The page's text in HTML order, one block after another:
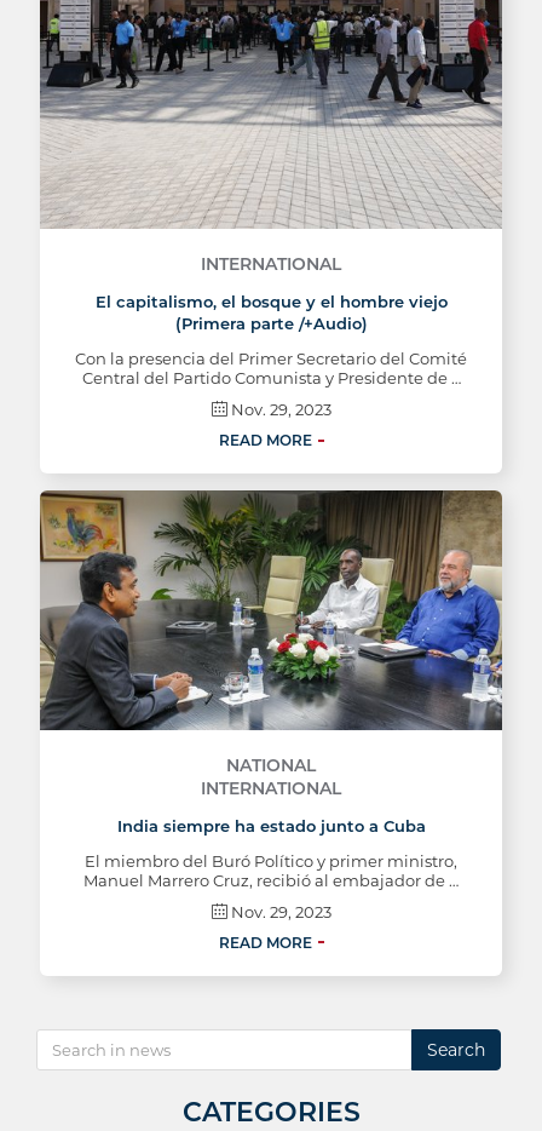
INTERNATIONAL
El capitalismo, el bosque y el hombre viejo
(Primera parte /+Audio)
Con la presencia del Primer Secretario del Comité
Central del Partido Comunista y Presidente de …
Nov. 29, 2023
READ MORE
NATIONAL
INTERNATIONAL
India siempre ha estado junto a Cuba
El miembro del Buró Político y primer ministro,
Manuel Marrero Cruz, recibió al embajador de …
Nov. 29, 2023
READ MORE
Search
CATEGORIES